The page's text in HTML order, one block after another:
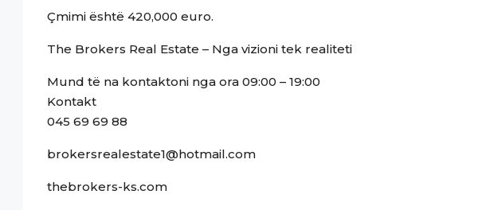
Çmimi është 420,000 euro.
The Brokers Real Estate – Nga vizioni tek realiteti
Mund të na kontaktoni nga ora 09:00 – 19:00
Kontakt
045 69 69 88
brokersrealestate1@hotmail.com
thebrokers-ks.com